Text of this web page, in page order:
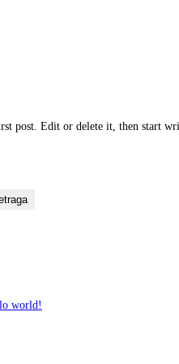
post. Edit or delete it, then start
world!